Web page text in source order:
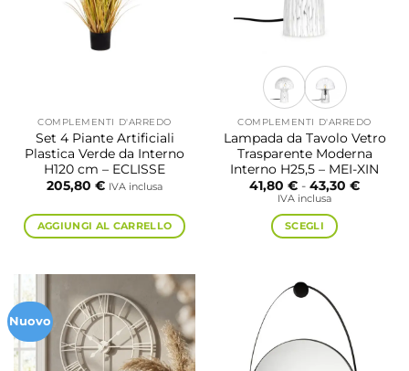
COMPLEMENTI D'ARREDO
Set 4 Piante Artificiali
Plastica Verde da Interno
H120 cm – ECLISSE
205,80 € IVA inclusa
AGGIUNGI AL CARRELLO
COMPLEMENTI D'ARREDO
Lampada da Tavolo Vetro
Trasparente Moderna
Interno H25,5 – MEI-XIN
41,80 € - 43,30 €Fascia
IVA inclusa
SCEGLI
ha
varianti.
Le
opzioni
Nuovo